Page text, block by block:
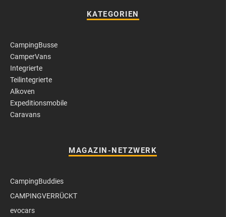
KATEGORIEN
CampingBusse
CamperVans
Integrierte
Teilintegrierte
Alkoven
Expeditionsmobile
Caravans
MAGAZIN-NETZWERK
CampingBuddies
CAMPINGVERRÜCKT
evocars